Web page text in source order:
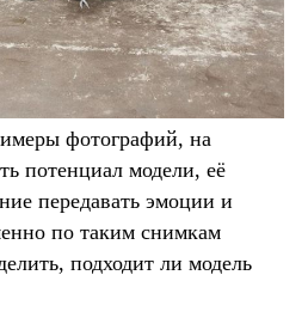
фотографий, на
потенциал модели, её
передавать эмоции и
по таким снимкам
подходит ли модель